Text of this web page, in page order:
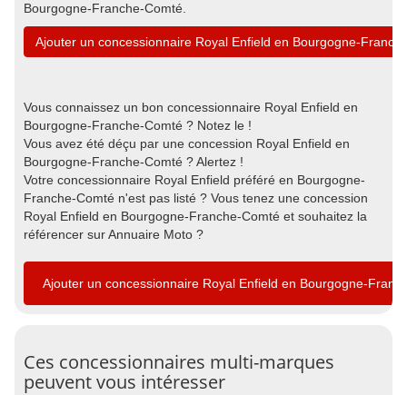
Bourgogne-Franche-Comté.
Ajouter un concessionnaire Royal Enfield en Bourgogne-
Vous connaissez un bon concessionnaire Royal Enfield en
Bourgogne-Franche-Comté ? Notez le !
Vous avez été déçu par une concession Royal Enfield en
Bourgogne-Franche-Comté ? Alertez !
Votre concessionnaire Royal Enfield préféré en Bourgogne-
Franche-Comté n'est pas listé ? Vous tenez une concession
Royal Enfield en Bourgogne-Franche-Comté et souhaitez la
référencer sur Annuaire Moto ?
Ajouter un concessionnaire Royal Enfield en Bourgogne-
Ces concessionnaires multi-marques
peuvent vous intéresser